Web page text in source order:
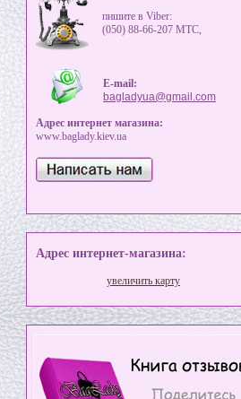
пишите в Viber:
(050) 88-66-207 MTC,
E-mail:
bagladyua@gmail.com
Адрес интернет магазина:
www.baglady.kiev.ua
Адрес интернет-магазина:
увеличить карту